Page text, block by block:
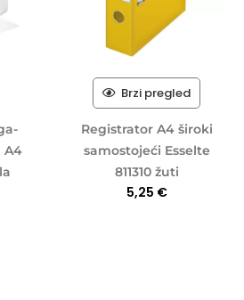
A4
Brzi pregled
Registrator A4 široki
samostojeći Esselte
811310 žuti
5,25 €